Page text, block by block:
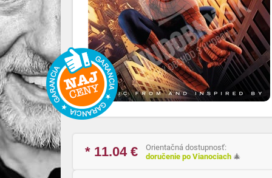
* 11.04€
Orientačná dostupnosť:
doručenie po Vianociach 🎄